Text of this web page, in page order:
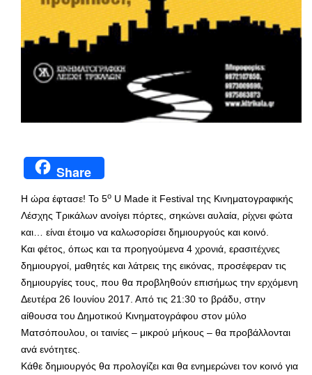
Share
Η ώρα έφτασε! Το 5ο U Made it Festival της Κινηματογραφικής
Λέσχης Τρικάλων ανοίγει πόρτες, σηκώνει αυλαία, ρίχνει φώτα
και… είναι έτοιμο να καλωσορίσει δημιουργούς και κοινό.
Και φέτος, όπως και τα προηγούμενα 4 χρονιά, ερασιτέχνες
δημιουργοί, μαθητές και λάτρεις της εικόνας, προσέφεραν τις
δημιουργίες τους, που θα προβληθούν επισήμως την ερχόμενη
Δευτέρα 26 Ιουνίου 2017. Από τις 21:30 το βράδυ, στην
αίθουσα του Δημοτικού Κινηματογράφου στον μύλο
Ματσόπουλου, οι ταινίες – μικρού μήκους – θα προβάλλονται
ανά ενότητες.
Κάθε δημιουργός θα προλογίζει και θα ενημερώνει τον κοινό για